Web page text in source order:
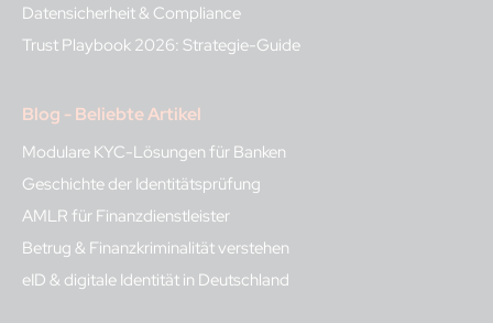
Datensicherheit & Compliance
Trust Playbook 2026: Strategie-Guide
Blog - Beliebte Artikel
Modulare KYC-Lösungen für Banken
Geschichte der Identitätsprüfung
AMLR für Finanzdienstleister
Betrug & Finanzkriminalität verstehen
eID & digitale Identität in Deutschland